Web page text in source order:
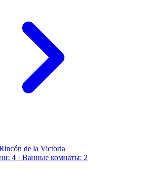
de la Victoria
4 · Ванные комнаты: 2